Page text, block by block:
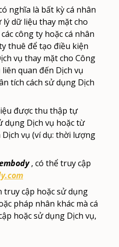
nghĩa là bất kỳ cá nhân
dữ liệu thay mặt cho
công ty hoặc cá nhân
thuê để tạo điều kiện
vụ thay mặt cho Công
quan đến Dịch vụ
tích cách sử dụng Dịch
được thu thập tự
dụng Dịch vụ hoặc từ
vụ (ví dụ: thời lượng
, có thể truy cập
truy cập hoặc sử dụng
pháp nhân khác mà cá
hoặc sử dụng Dịch vụ,